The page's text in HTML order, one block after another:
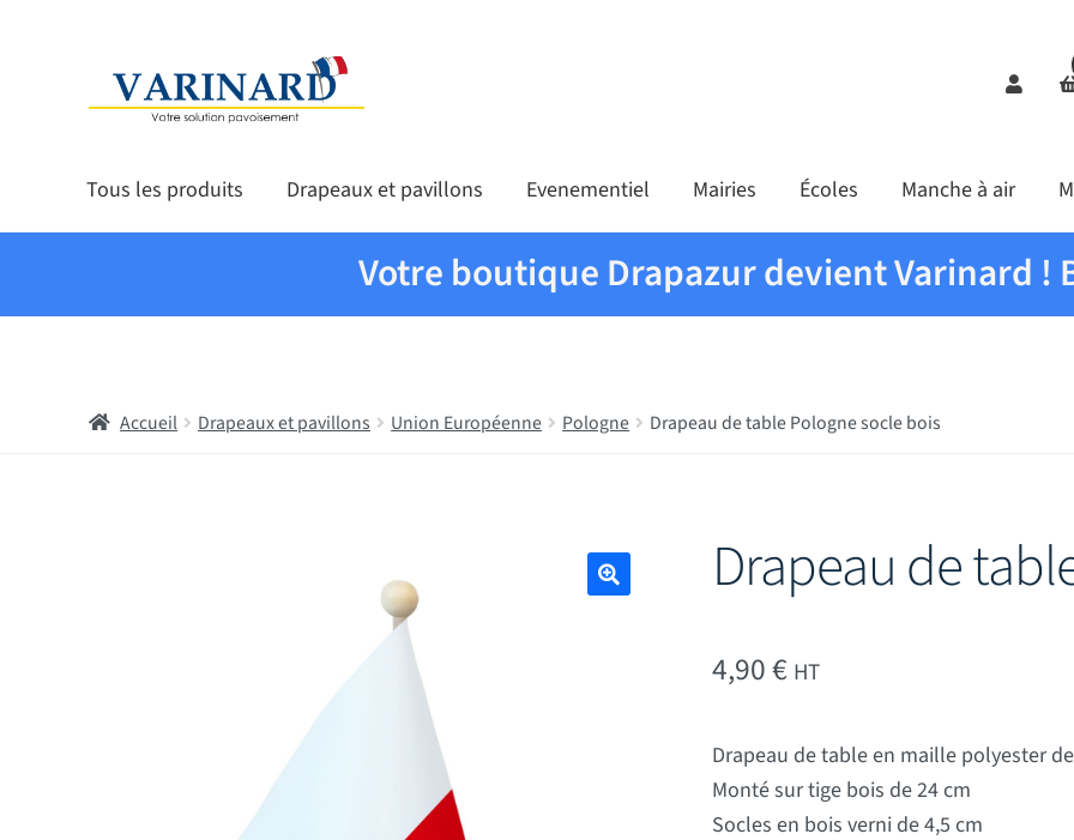
Aller à la navigation
Aller au contenu
Tous les produits Drapeaux et pavillons Evenementiel Mairies Écoles Manche à air
Votre boutique Drapazur devient Varinard !
Accueil Drapeaux et pavillons Union Européenne Pologne Drapeau de table Pologne socle bois
Drapeau de
4,90€ HT
Drapeau de table en maille polyester
Monté sur tige bois de 24 cm
Socles en bois verni de 4,5 cm